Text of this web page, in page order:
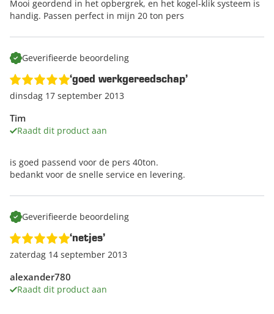
Mooi geordend in het opbergrek, en het kogel-klik systeem is
handig. Passen perfect in mijn 20 ton pers
Geverifieerde beoordeling
Tim
Raadt dit product aan
‘goed werkgereedschap’
dinsdag 17 september 2013
is goed passend voor de pers 40ton.
bedankt voor de snelle service en levering.
Geverifieerde beoordeling
alexander780
Raadt dit product aan
‘netjes’
zaterdag 14 september 2013